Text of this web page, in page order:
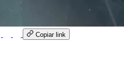
Copiar link